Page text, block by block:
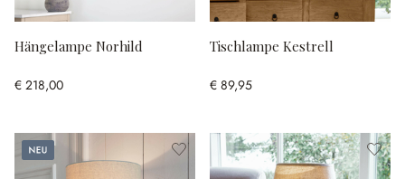
Hängelampe Norhild
€ 218,00
Tischlampe Kestrell
€ 89,95
Neu